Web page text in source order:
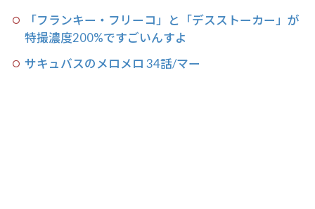
「フランキー・フリーコ」と「デスストーカー」が
特撮濃度200%ですごいんすよ
サキュバスのメロメロ 34話/マー